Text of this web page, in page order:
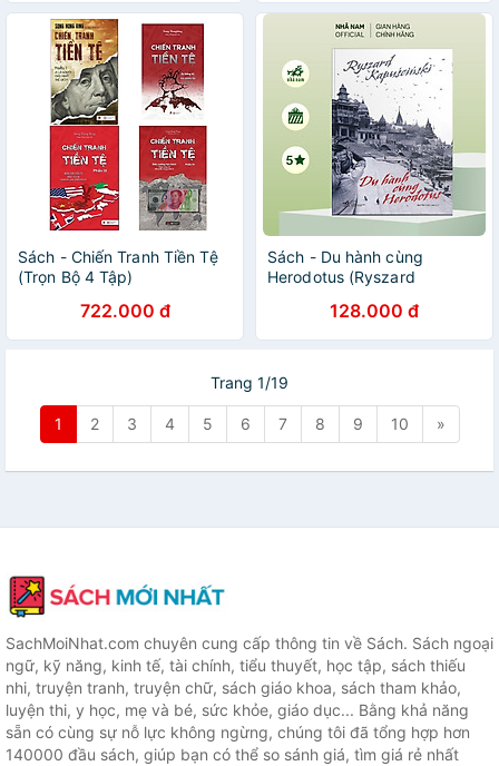
nhân tố bí ẩn trong các cuộc
chiến kinh tế +Siêu cường
Tài chính +Tương lai của tiền
tệ thế giới)
Sách - Chiến Tranh Tiền Tệ
(Trọn Bộ 4 Tập)
722.000 đ
Sách - Du hành cùng
Herodotus (Ryszard
128.000 đ
Trang 1/19
1 2 3 4 5 6 7 8 9 10 »
SachMoiNhat.com chuyên cung cấp thông tin về Sách. Sách ngoại
ngữ, kỹ năng, kinh tế, tài chính, tiểu thuyết, học tập, sách thiếu
nhi, truyện tranh, truyện chữ, sách giáo khoa, sách tham khảo,
luyện thi, y học, mẹ và bé, sức khỏe, giáo dục... Bằng khả năng
sẵn có cùng sự nỗ lực không ngừng, chúng tôi đã tổng hợp hơn
140000 đầu sách, giúp bạn có thể so sánh giá, tìm giá rẻ nhất